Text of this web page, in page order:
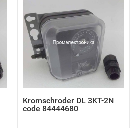
Kromschroder DL 3KT-2N
code 84444680